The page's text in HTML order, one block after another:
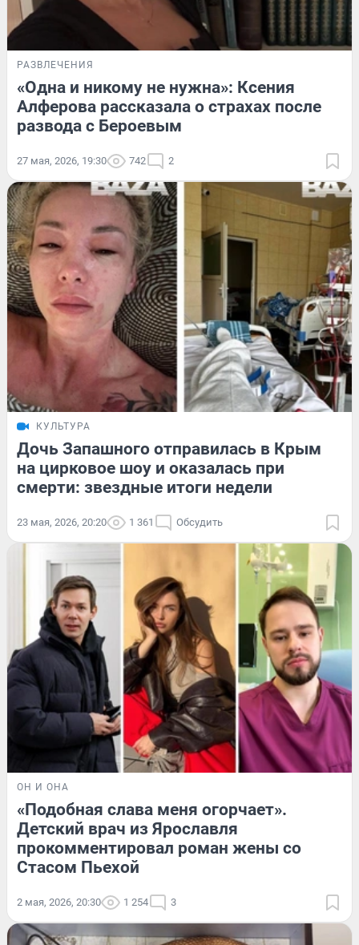
РАЗВЛЕЧЕНИЯ
«Одна и никому не нужна»: Ксения
Алферова рассказала о страхах после
развода с Бероевым
27 мая, 2026, 19:30 742 2
КУЛЬТУРА
Дочь Запашного отправилась в Крым
на цирковое шоу и оказалась при
смерти: звездные итоги недели
23 мая, 2026, 20:20 1 361 Обсудить
ОН И ОНА
«Подобная слава меня огорчает».
Детский врач из Ярославля
прокомментировал роман жены со
Стасом Пьехой
2 мая, 2026, 20:30 1 254 3